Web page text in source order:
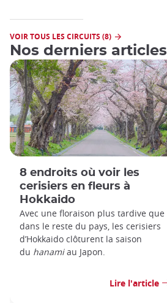
VOIR TOUS LES CIRCUITS (8)
Nos derniers articles
8 endroits où voir les
cerisiers en fleurs à
Hokkaido
Avec une floraison plus tardive que
dans le reste du pays, les cerisiers
d’Hokkaido clôturent la saison
du hanamiau Japon.
Lire l'article